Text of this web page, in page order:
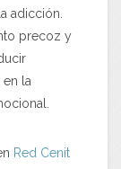
adicción.
precoz y
la
Red Cenit